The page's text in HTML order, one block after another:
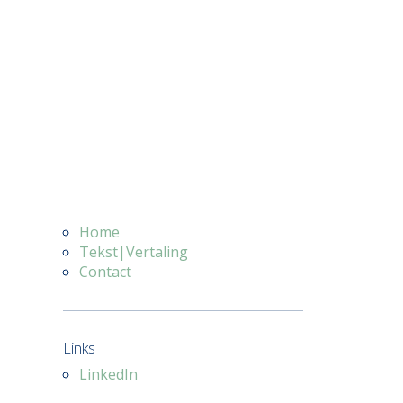
Home
Tekst|Vertaling
Contact
Links
LinkedIn